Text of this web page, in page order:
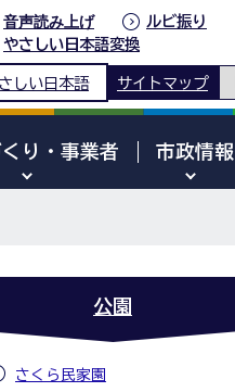
音声読み上げ
ルビ振り
やさしい日本語変換
しい日本語 サイトマップ
り・事業者 市政情報
公園
さくら民家園